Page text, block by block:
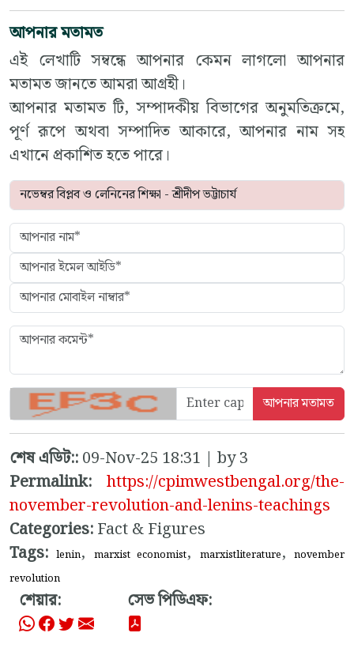
আপনার মতামত
এই লেখাটি সম্বন্ধে আপনার কেমন লাগলো আপনার
মতামত জানতে আমরা আগ্রহী।
আপনার মতামত টি, সম্পাদকীয় বিভাগের অনুমতিক্রমে,
পূর্ণ রূপে অথবা সম্পাদিত আকারে, আপনার নাম সহ
এখানে প্রকাশিত হতে পারে।
শেষ এডিট::09-Nov-25 18:31 | by 3
Permalink: https://cpimwestbengal.org/the-
november-revolution-and-lenins-teachings
Categories:Fact & Figures
Tags: lenin, marxist economist, marxistliterature,november
revolution
শেয়ার: সেভ পিডিএফ: